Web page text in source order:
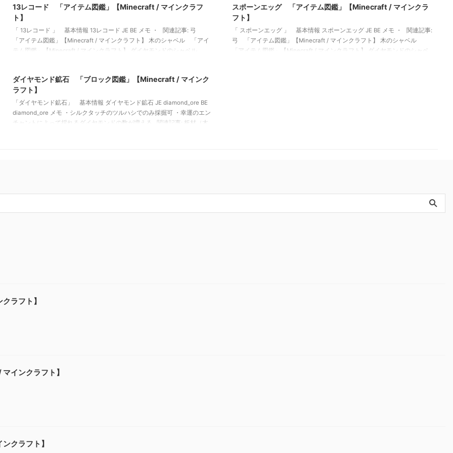
13レコード 「アイテム図鑑」【Minecraft / マインクラフ
ト】
「 13レコード 」 基本情報 13レコード JE BE メモ ・ 関連記事: 弓
「アイテム図鑑」【Minecraft / マインクラフト】 木のシャベル 「アイ
テム図鑑」【Minecraft / マインクラフト】 ダイヤモンドのシャベル
スポーンエッグ 「アイテム図鑑」【Minecraft / マインクラ
フト】
「 スポーンエッグ 」 基本情報 スポーンエッグ JE BE メモ ・ 関連記事:
弓 「アイテム図鑑」【Minecraft / マインクラフト】 木のシャベル
「アイテム図鑑」【Minecraft / マインクラフト】 ダイヤモンドのシャベ
ダイヤモンド鉱石 「ブロック図鑑」【Minecraft / マインク
ラフト】
「ダイヤモンド鉱石」 基本情報 ダイヤモンド鉱石 JE diamond_ore BE
diamond_ore メモ ・シルクタッチのツルハシでのみ採掘可 ・幸運のエン
チャントによって採れるダイヤモンドの数が増える 関連記事: 板材（木
ラフト】
インクラフト】
クラフト】